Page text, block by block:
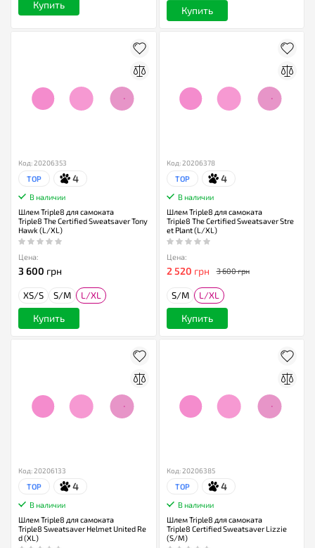
Купить Купить
Код: 20206353
TOP 4
В наличии
Шлем Triple8 для самоката
Triple8 The Certified Sweatsaver Tony
Hawk (L/XL)
Цена:
3 600 грн
XS/S S/M L/XL
Купить
Код: 20206378
TOP 4
В наличии
Шлем Triple8 для самоката
Triple8 The Certified Sweatsaver Stre
et Plant (L/XL)
Цена:
2 520 грн 3 600 грн
S/M L/XL
Купить
Код: 20206133
TOP 4
В наличии
Шлем Triple8 для самоката
Triple8 Sweatsaver Helmet United Re
d (XL)
Код: 20206385
TOP 4
В наличии
Шлем Triple8 для самоката
Triple8 Certified Sweatsaver Lizzie
(S/M)